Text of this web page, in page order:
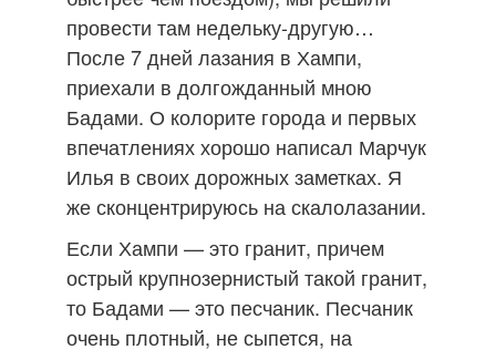
провести там недельку-другую…
После 7 дней лазания в Хампи,
приехали в долгожданный мною
Бадами. О колорите города и первых
впечатлениях хорошо написал Марчук
Илья в своих дорожных заметках. Я
же сконцентрируюсь на скалолазании.
Если Хампи — это гранит, причем
острый крупнозернистый такой гранит,
то Бадами — это песчаник. Песчаник
очень плотный, не сыпется, на